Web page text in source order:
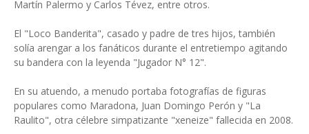
Martín Palermo y Carlos Tévez, entre otros.
El "Loco Banderita", casado y padre de tres hijos, también
solía arengar a los fanáticos durante el entretiempo agitando
su bandera con la leyenda "Jugador N° 12".
En su atuendo, a menudo portaba fotografías de figuras
populares como Maradona, Juan Domingo Perón y "La
Raulito", otra célebre simpatizante "xeneize" fallecida en 2008.